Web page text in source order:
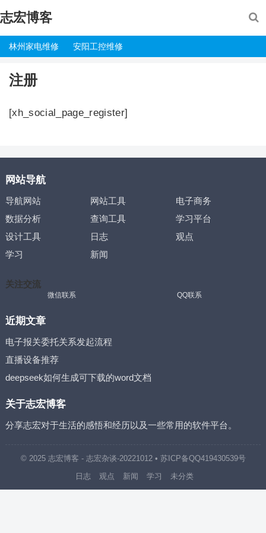
志宏博客
林州家电维修 安阳工控维修
注册
[xh_social_page_register]
网站导航
导航网站 网站工具
电子商务
数据分析
查询工具
学习平台
设计工具
日志
观点
学习
新闻
关注交流
微信联系 QQ联系
近期文章
电子报关委托关系发起流程
直播设备推荐
deepseek如何生成可下载的word文档
关于志宏博客
分享志宏对于生活的感悟和经历以及一些常用的软件平台。
© 2025 志宏博客 - 志宏杂谈-20221012• 苏ICP备QQ419430539号
日志
观点 新闻 学习 未分类